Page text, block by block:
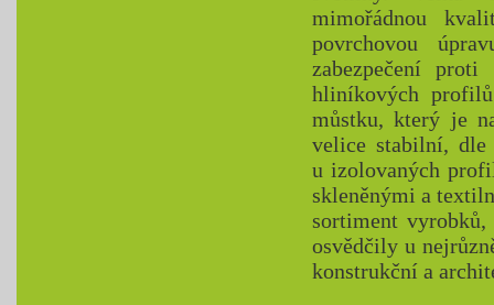
mimořádnou
povrchovou
zabezpečení
hliníkových
můstku, který je
velice stabilní, dle
u izolovaných
skleněnými a
sortiment
osvědčily u
konstrukční a